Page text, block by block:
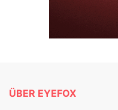
ÜBER EYEFOX